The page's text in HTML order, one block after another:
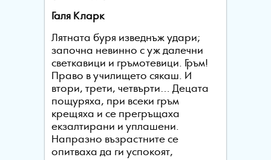
Галя Кларк
Лятната буря изведнъж удари;
започна невинно с уж далечни
светкавици и гръмотевици. Гръм!
Право в училището сякаш. И
втори, трети, четвърти… Децата
пощуряха, при всеки гръм
крещяха и се прегръщаха
екзалтирани и уплашени.
Напразно възрастните се
опитваха да ги успокоят,